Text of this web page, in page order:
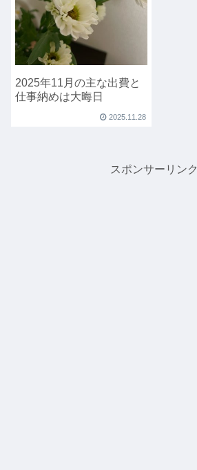
2025年11月の主な出費と
仕事納めは大晦日
2025.11.28
スポンサーリンク